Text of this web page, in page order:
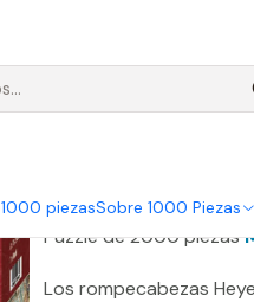
1000 piezasSobre 1000 Piezas
Puzzle
Puzzle de 2000 piezas
Los rompecabezas